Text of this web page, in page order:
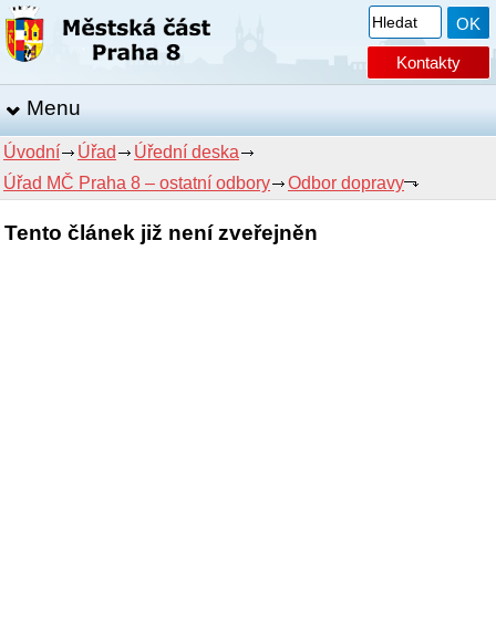
Kontakty
Menu
Úvodní Úřad
Úřední deska
Úřad MČ Praha 8 – ostatní odbory
Odbor dopravy
Tento článek již není zveřejněn